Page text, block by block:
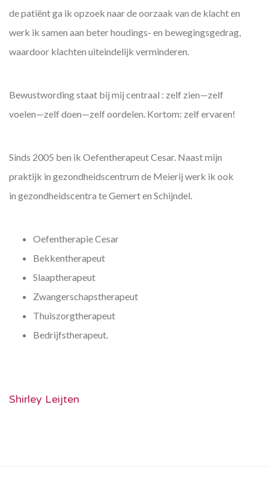
de patiënt ga ik opzoek naar de oorzaak van de klacht en
werk ik samen aan beter houdings- en bewegingsgedrag,
waardoor klachten uiteindelijk verminderen.
Bewustwording staat bij mij centraal : zelf zien—zelf
voelen—zelf doen—zelf oordelen. Kortom: zelf ervaren!
Sinds 2005 ben ik Oefentherapeut Cesar. Naast mijn
praktijk in gezondheidscentrum de Meierij werk ik ook
in gezondheidscentra te Gemert en Schijndel.
Oefentherapie Cesar
Bekkentherapeut
Slaaptherapeut
Zwangerschapstherapeut
Thuiszorgtherapeut
Bedrijfstherapeut.
Shirley Leijten